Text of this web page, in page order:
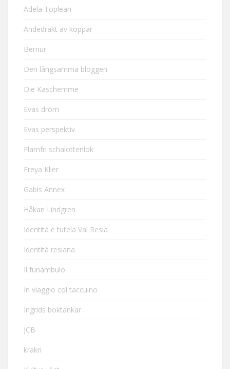
Adela Toplean
Andedräkt av koppar
Bernur
Den långsamma bloggen
Die Kaschemme
Evas dröm
Evas perspektiv
Flarnfri schalottenlök
Freya Klier
Gabis Annex
Håkan Lindgren
Identità e tutela Val Resia
Identità resiana
Il funambulo
In viaggio col taccuino
Ingrids boktankar
JCB
krakri